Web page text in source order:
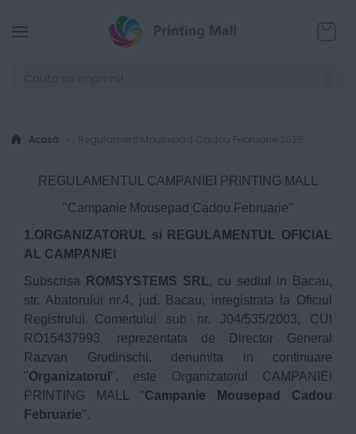
Acasă Regulament Mousepad Cadou Februarie 2026
REGULAMENTUL CAMPANIEI PRINTING MALL
"Campanie Mousepad Cadou Februarie"
1.ORGANIZATORUL si REGULAMENTUL OFICIAL
AL CAMPANIEI
Subscrisa
ROMSYSTEMS SRL, cu sediul in Bacau,
str. Abatorului nr.4, jud. Bacau, inregistrata la Oficiul
Registrului Comertului sub nr. J04/535/2003, CUI
RO15437993, reprezentata de Director General
Razvan Grudinschi, denumita in continuare
"Organizatorul ", este Organizatorul CAMPANIEI
PRINTING MALL "Campanie Mousepad Cadou
Februarie".